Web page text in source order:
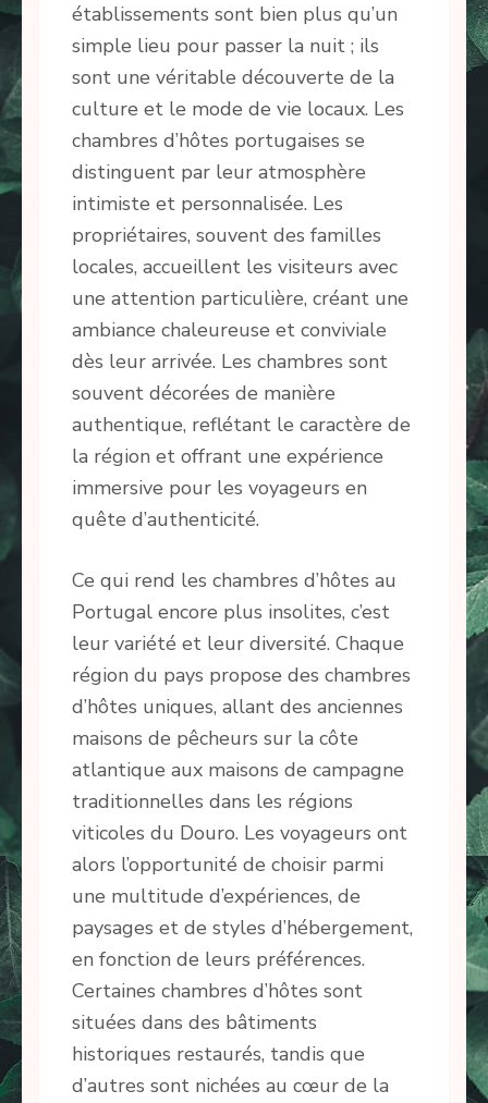
établissements sont bien plus qu’un
simple lieu pour passer la nuit ; ils
sont une véritable découverte de la
culture et le mode de vie locaux. Les
chambres d’hôtes portugaises se
distinguent par leur atmosphère
intimiste et personnalisée. Les
propriétaires, souvent des familles
locales, accueillent les visiteurs avec
une attention particulière, créant une
ambiance chaleureuse et conviviale
dès leur arrivée. Les chambres sont
souvent décorées de manière
authentique, reflétant le caractère de
la région et offrant une expérience
immersive pour les voyageurs en
quête d’authenticité.
Ce qui rend les chambres d’hôtes au
Portugal encore plus insolites, c’est
leur variété et leur diversité. Chaque
région du pays propose des chambres
d’hôtes uniques, allant des anciennes
maisons de pêcheurs sur la côte
atlantique aux maisons de campagne
traditionnelles dans les régions
viticoles du Douro. Les voyageurs ont
alors l’opportunité de choisir parmi
une multitude d’expériences, de
paysages et de styles d’hébergement,
en fonction de leurs préférences.
Certaines chambres d’hôtes sont
situées dans des bâtiments
historiques restaurés, tandis que
d’autres sont nichées au cœur de la